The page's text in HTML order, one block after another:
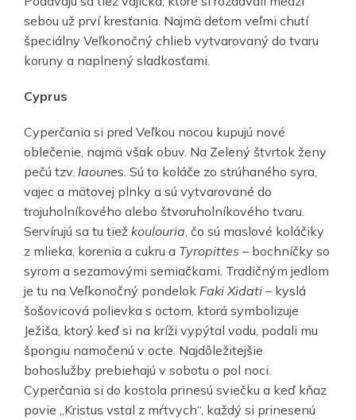
sebou už prví kresťania. Najmä deťom veľmi chutí
špeciálny Veľkonočný chlieb vytvarovaný do tvaru
koruny a naplnený sladkosťami.
Cyprus
Cyperčania si pred Veľkou nocou kupujú nové
oblečenie, najmä však obuv. Na Zelený štvrtok ženy
pečú tzv. laounes. Sú to koláče zo strúhaného syra,
vajec a mätovej plnky a sú vytvarované do
trojuholníkového alebo štvoruholníkového tvaru.
Servírujú sa tu tiež koulouria , čo sú maslové koláčiky
z mlieka, korenia a cukru a Tyropittes – bochníčky so
syrom a sezamovými semiačkami. Tradičným jedlom
je tu na Veľkonočný pondelok Faki Xidati – kyslá
šošovicová polievka s octom, ktorá symbolizuje
Ježiša, ktorý keď si na kríži vypýtal vodu, podali mu
špongiu namočenú v octe. Najdôležitejšie
bohoslužby prebiehajú v sobotu o pol noci.
Cyperčania si do kostola prinesú sviečku a keď kňaz
povie „Kristus vstal z mŕtvych“, každý si prinesenú